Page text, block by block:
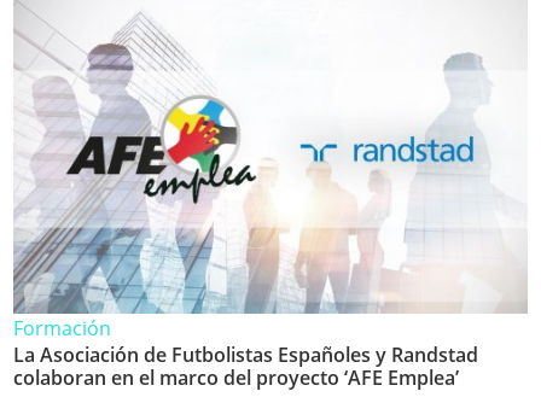
Formación
La Asociación de Futbolistas Españoles y Randstad
colaboran en el marco del proyecto ‘AFE Emplea’